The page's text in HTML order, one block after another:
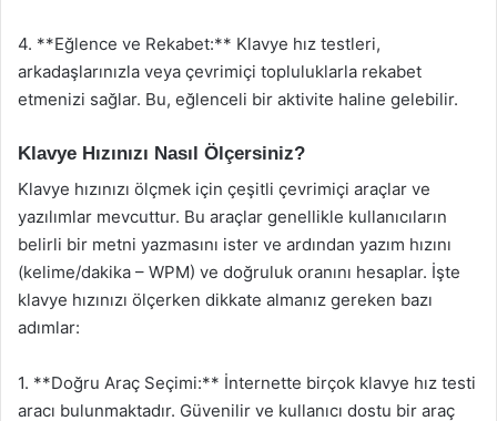
4. **Eğlence ve Rekabet:** Klavye hız testleri,
arkadaşlarınızla veya çevrimiçi topluluklarla rekabet
etmenizi sağlar. Bu, eğlenceli bir aktivite haline gelebilir.
Klavye Hızınızı Nasıl Ölçersiniz?
Klavye hızınızı ölçmek için çeşitli çevrimiçi araçlar ve
yazılımlar mevcuttur. Bu araçlar genellikle kullanıcıların
belirli bir metni yazmasını ister ve ardından yazım hızını
(kelime/dakika – WPM) ve doğruluk oranını hesaplar. İşte
klavye hızınızı ölçerken dikkate almanız gereken bazı
adımlar:
1. **Doğru Araç Seçimi:** İnternette birçok klavye hız testi
aracı bulunmaktadır. Güvenilir ve kullanıcı dostu bir araç